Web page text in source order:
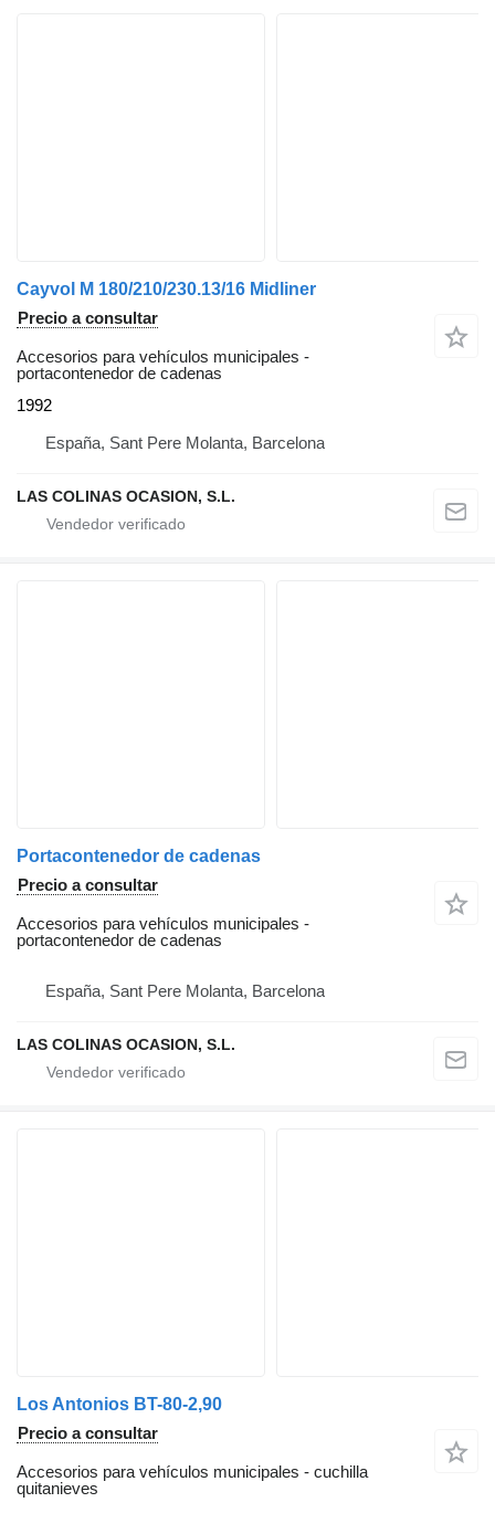
Cayvol M 180/210/230.13/16 Midliner
Precio a consultar
Accesorios para vehículos municipales -
portacontenedor de cadenas
1992
España, Sant Pere Molanta, Barcelona
LAS COLINAS OCASION, S.L.
Portacontenedor de cadenas
Precio a consultar
Accesorios para vehículos municipales -
portacontenedor de cadenas
España, Sant Pere Molanta, Barcelona
LAS COLINAS OCASION, S.L.
Los Antonios BT-80-2,90
Precio a consultar
Accesorios para vehículos municipales - cuchilla
quitanieves